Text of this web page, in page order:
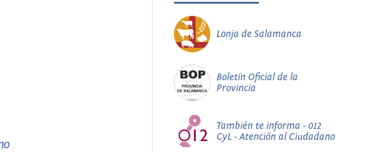
Lonja de Salamanca
Boletín Oficial de la
Provincia
También te informa - 012
CyL - Atención al Ciudadano